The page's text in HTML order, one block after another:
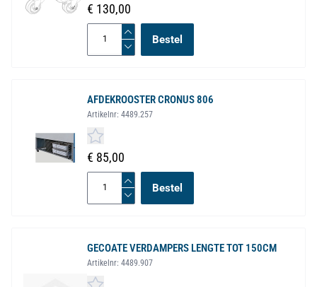
€ 130,00
Bestel
AFDEKROOSTER CRONUS 806
Artikelnr: 4489.257
€ 85,00
Bestel
GECOATE VERDAMPERS LENGTE TOT 150CM
Artikelnr: 4489.907